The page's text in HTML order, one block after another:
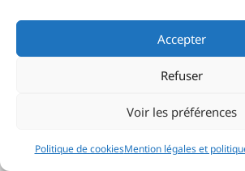
Accepter
Refuser
Voir les préférences
Politique de cookiesMention légales et
© 2026 Le Lab'Albums
Inscription Newsletter